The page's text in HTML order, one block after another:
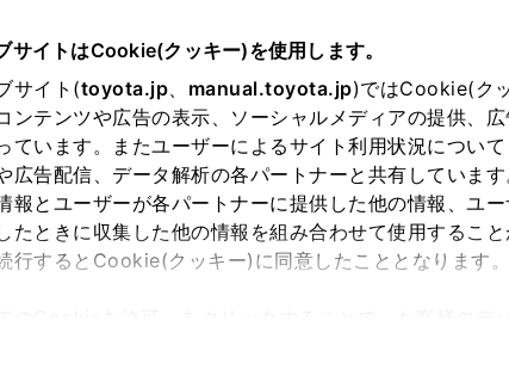
サイトはCookie(クッキー)を使用します。
サイト(toyota.jp、 manual.toyota.jp)ではCookie(ク
ンテンツや広告の表示、ソーシャルメディアの提供、
ています。またユーザーによるサイト利用状況につい
広告配信、データ解析の各パートナーと共有していま
報とユーザーが各パートナーに提供した他の情報、ユ
たときに収集した他の情報を組み合わせて使用するこ
行するとCookie(クッキー)に同意したこととなります。
ピックス
現在地を取得できませんでした。
該当する地域・都道府県をお選びください。
北海道 旭川 釧路 札幌
魅力 3つの買い方 オンライン購入 お気に入り